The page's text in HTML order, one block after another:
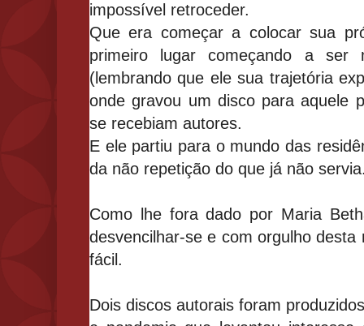
impossível retroceder.
Que era começar a colocar sua
primeiro lugar começando a ser
(lembrando que ele sua trajetória
onde gravou um disco para aquele
se recebiam autores.
E ele partiu para o mundo das
da não repetição do que já não
Como lhe fora dado por Maria
desvencilhar-se e com orgulho
fácil.
Dois discos autorais foram